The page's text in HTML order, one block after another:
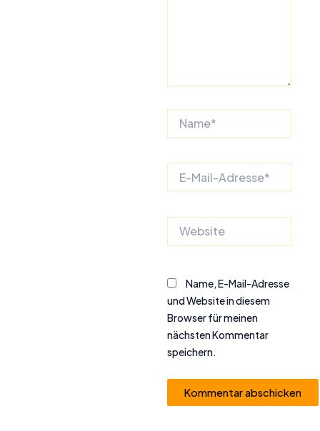
Mail-
Name, E-Mail-Adresse
und Website in diesem
Browser für meinen
nächsten Kommentar
speichern.